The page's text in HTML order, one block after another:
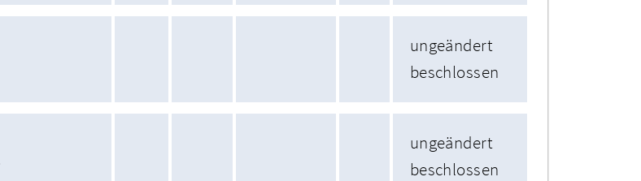
ungeändert
beschlossen
ungeändert
beschlossen